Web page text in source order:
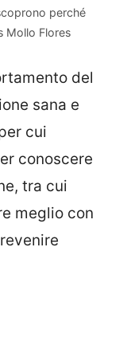
perché
Mollo Flores
del
sana e
cui
conoscere
tra cui
meglio con